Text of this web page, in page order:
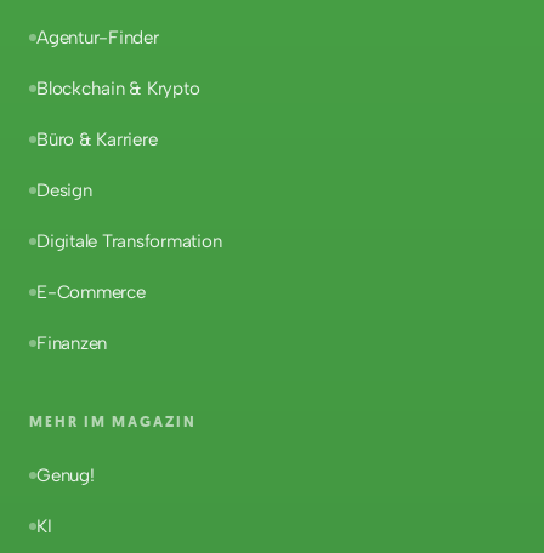
Agentur-Finder
Blockchain & Krypto
Büro & Karriere
Design
Digitale Transformation
E-Commerce
Finanzen
MEHR IM MAGAZIN
Genug!
KI